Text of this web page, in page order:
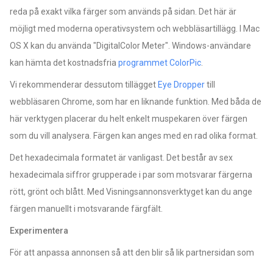
reda på exakt vilka färger som används på sidan. Det här är
möjligt med moderna operativsystem och webbläsartillägg. I Mac
OS X kan du använda "DigitalColor Meter". Windows-användare
kan hämta det kostnadsfria programmet ColorPic
Vi rekommenderar dessutom tillägget Eye Droppertill
webbläsaren Chrome, som har en liknande funktion. Med båda de
här verktygen placerar du helt enkelt muspekaren över färgen
som du vill analysera. Färgen kan anges med en rad olika format.
Det hexadecimala formatet är vanligast. Det består av sex
hexadecimala siffror grupperade i par som motsvarar färgerna
rött, grönt och blått. Med Visningsannonsverktyget kan du ange
färgen manuellt i motsvarande färgfält.
Experimentera
För att anpassa annonsen så att den blir så lik partnersidan som